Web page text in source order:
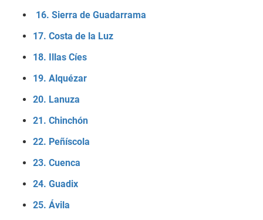
16. Sierra de Guadarrama
17. Costa de la Luz
18. Illas Cíes
19. Alquézar
20. Lanuza
21. Chinchón
22. Peñíscola
23. Cuenca
24. Guadix
25. Ávila